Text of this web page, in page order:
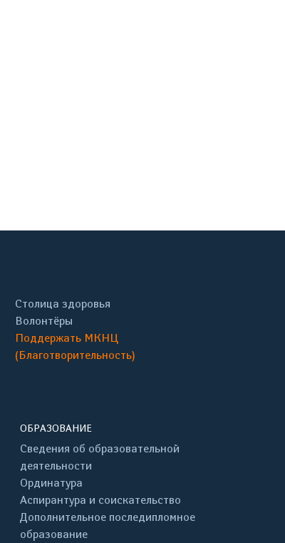
Столица здоровья
Волонтёры
Поддержать МКНЦ
(Благотворительность)
ОБРАЗОВАНИЕ
Сведения об образовательной
деятельности
Ординатура
Аспирантура и соискательство
Дополнительное последипломное
образование